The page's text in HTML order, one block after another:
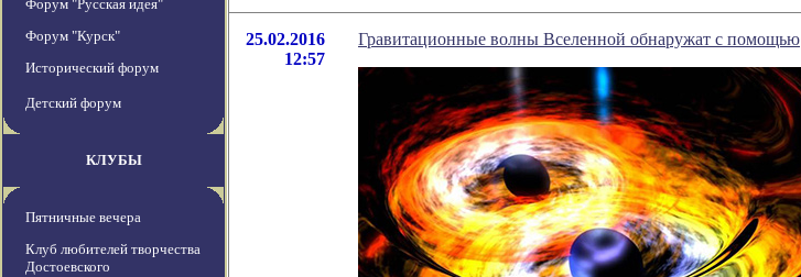
Форум "Русская идея"
Форум "Курск"
Исторический форум
Детский форум
КЛУБЫ
Пятничные вечера
Клуб любителей творчества
Достоевского
25.02.2016
12:57
Гравитационные волны Вселенной обнаружат с помощью